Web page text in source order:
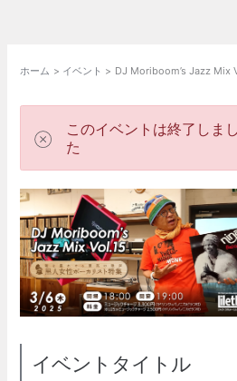
ホーム イベント DJ Moriboom’s Jazz Mix
このイベントは終了しまし
た
イベントタイトル